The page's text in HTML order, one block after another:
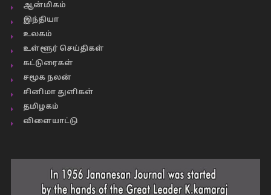
ஆன்மிகம்
இந்தியா
உலகம்
உள்ளூர் செய்திகள்
கட்டுரைகள்
சமூக நலன்
சினிமா துளிகள்
தமிழகம்
விளையாட்டு